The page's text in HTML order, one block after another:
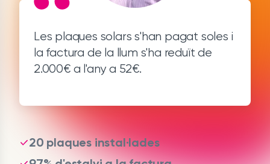
20 plaques instal·lades
Les plaques solars s'han pagat soles i
la factura de la llum s'ha reduït de
2.000€ a l'any a 52€.